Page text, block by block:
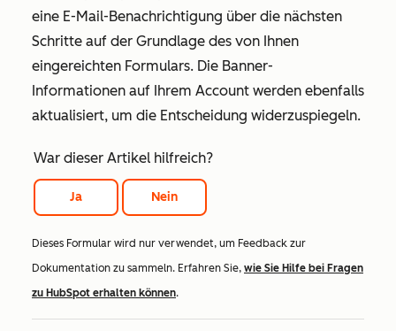
eine E-Mail-Benachrichtigung über die nächsten
Schritte auf der Grundlage des von Ihnen
eingereichten Formulars. Die Banner-
Informationen auf Ihrem Account werden ebenfalls
aktualisiert, um die Entscheidung widerzuspiegeln.
War dieser Artikel hilfreich?
Ja Nein
Dieses Formular wird nur verwendet, um Feedback zur
Dokumentation zu sammeln. Erfahren Sie, wie Sie Hilfe bei Fragen
zu HubSpot erhalten können.